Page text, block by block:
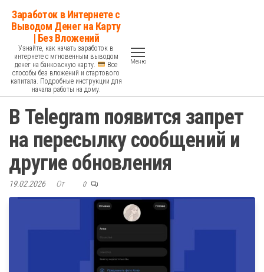
Перейти
содержимому
Заработок в Интернете с
Выводом Денег на Карту
| Без Вложений
Узнайте, как начать заработок в
интернете с мгновенным выводом
денег на банковскую карту.
Все
способы без вложений и стартового
капитала. Подробные инструкции для
начала работы на дому.
Меню
В Telegram появится запрет
на пересылку сообщений и
другие обновления
19.02.2026 От 0